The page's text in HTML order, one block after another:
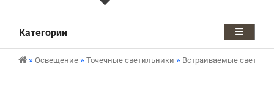
Категории
Освещение Точечные светильники Встраиваемые